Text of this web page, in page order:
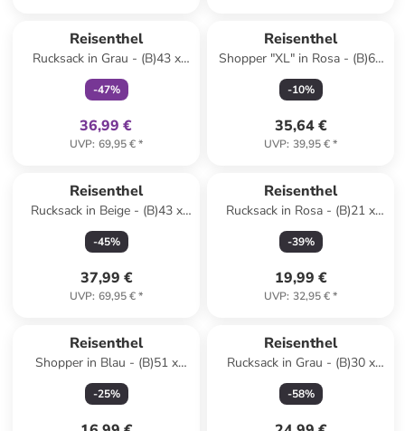
Reisenthel
Rucksack in Grau - (B)43 x
(H)43 x (T)17 cm
-47%
36,99 €
UVP: 69,95 €*
Reisenthel
Shopper "XL" in Rosa - (B)68
x (H)45,5 x (T)20 cm
-10%
35,64 €
UVP: 39,95 €*
Reisenthel
Rucksack in Beige - (B)43 x
(H)43 x (T)17 cm
-45%
37,99 €
UVP: 69,95 €*
Reisenthel
Rucksack in Rosa - (B)21 x
(H)28 x (T)12 cm
-39%
19,99 €
UVP: 32,95 €*
Reisenthel
Shopper in Blau - (B)51 x
(H)30,5 x (T)26 cm
-25%
Reisenthel
Rucksack in Grau - (B)30 x
(H)39 x (T)13 cm
-58%